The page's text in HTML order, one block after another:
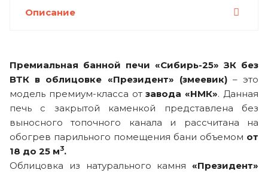
Описание
Премиальная банной печи «Сибирь-25» ЗК без
ВТК в облицовке «Президент» (змеевик)– это
модель премиум-класса отзавода «НМК». Данная
печь с закрытой каменкой представлена без
выносного топочного канала и рассчитана на
обогрев парильного помещения бани объемом от
18 до 25 м3.
Облицовка из натурального камня «Президент»